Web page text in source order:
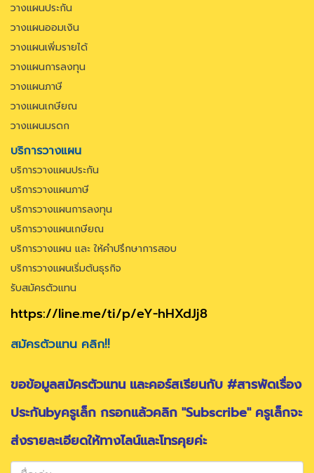
วางแผนประกัน
วางแผนออมเงิน
วางแผนเพิ่มรายได้
วางแผนการลงทุน
วางแผนภาษี
วางแผนเกษียณ
วางแผนมรดก
บริการวางแผน
บริการวางแผนประกัน
บริการวางแผนภาษี
บริการวางแผนการลงทุน
บริการวางแผนเกษียณ
บริการวางแผน และ ให้คำปรึกษาการสอบ
บริการวางแผนเริ่มต้นธุรกิจ
รับสมัครตัวแทน
https://line.me/ti/p/eY-hHXdJj8
สมัครตัวแทน คลิก!!
ขอข้อมูลสมัครตัวแทน และคอร์สเรียนกับ #สารพัดเรื่อง
ประกันbyครูเล็ก กรอกแล้วคลิก "Subscribe" ครูเล็กจะ
ส่งรายละเอียดให้ทางไลน์และโทรคุยค่ะ